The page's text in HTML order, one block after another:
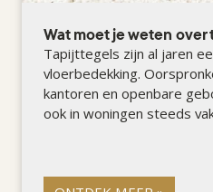
Wat moet je weten
Tapijttegels zijn al jaren
vloerbedekking.
kantoren en openbare
ook in woningen steeds